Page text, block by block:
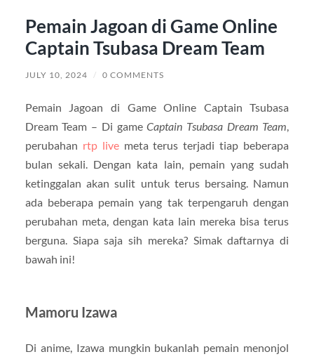
Pemain Jagoan di Game Online
Captain Tsubasa Dream Team
JULY 10, 2024 / 0 COMMENTS
Pemain Jagoan di Game Online Captain Tsubasa
Dream Team – Di gameCaptain Tsubasa Dream Team,
perubahan rtp livemeta terus terjadi tiap beberapa
bulan sekali. Dengan kata lain, pemain yang sudah
ketinggalan akan sulit untuk terus bersaing. Namun
ada beberapa pemain yang tak terpengaruh dengan
perubahan meta, dengan kata lain mereka bisa terus
berguna. Siapa saja sih mereka? Simak daftarnya di
bawah ini!
Mamoru Izawa
Di anime, Izawa mungkin bukanlah pemain menonjol